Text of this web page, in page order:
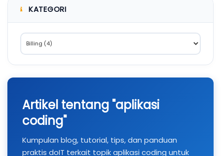
KATEGORI
Artikel tentang "aplikasi
coding"
Kumpulan blog, tutorial, tips, dan panduan
praktis doIT terkait topik aplikasi coding untuk